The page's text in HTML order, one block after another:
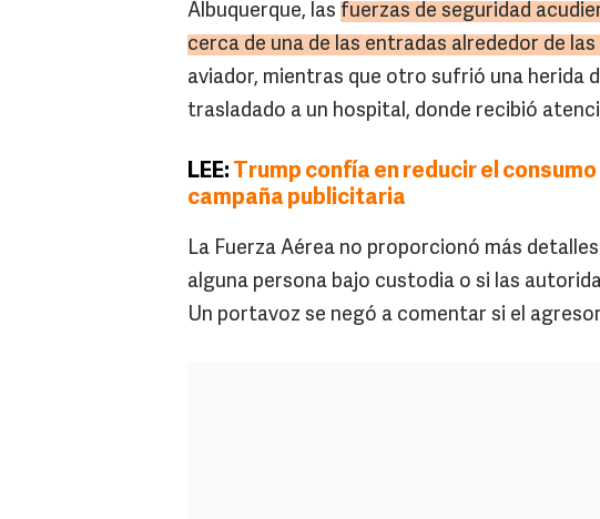
Albuquerque, las fuerzas de seguridad
cerca de una de las entradas alrededor de las
aviador, mientras que otro sufrió una herida
trasladado a un hospital, donde recibió
LEE: Trump confía en reducir el
campaña publicitaria
La Fuerza Aérea no proporcionó más
alguna persona bajo custodia o si las
Un portavoz se negó a comentar si el